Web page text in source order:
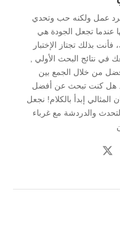
عمل ولكنه حب وتحدي
عندما تجعل الجودة هي
بذلك تجتاز الإختبار
في نتائج البحث الأولي ,
من خلال الجمع بين
. هل كنت تبحث عن أفضل
إبدأ بالكلام! نجعل
والدردشة مع غرباء